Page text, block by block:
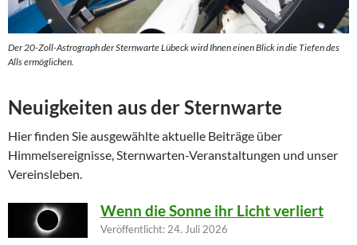
Der 20-Zoll-Astrograph der Sternwarte Lübeck wird Ihnen einen Blick in die Tiefen des
Alls ermöglichen.
Neuigkeiten aus der Sternwarte
Hier finden Sie ausgewählte aktuelle Beiträge über
Himmelsereignisse, Sternwarten-Veranstaltungen und unser
Vereinsleben.
Wenn die Sonne ihr Licht verliert
Veröffentlicht: 24. Juli 2026